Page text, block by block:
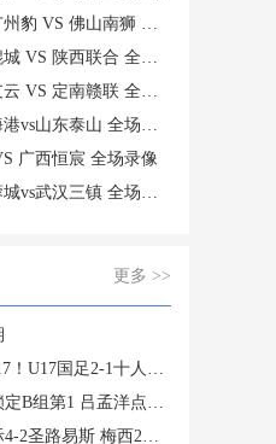
佛山南狮 全场录像
陕西联合 全场录像
定南赣联 全场录像
山东泰山 全场录像
广西恒宸 全场录像
武汉三镇 全场录像
更多 >>
厂U17 赵松源登场1分钟传射
射阿布力米破门 将战A组第2
西2射1传 阿伦助攻戴帽